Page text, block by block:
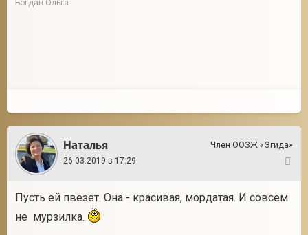
Богдан Ольга
Наталья
Член ООЗЖ «Эгида»
26.03.2019 в 17:29
Пусть ей пвезет. Она - красивая, мордатая. И совсем
не мурзилка.